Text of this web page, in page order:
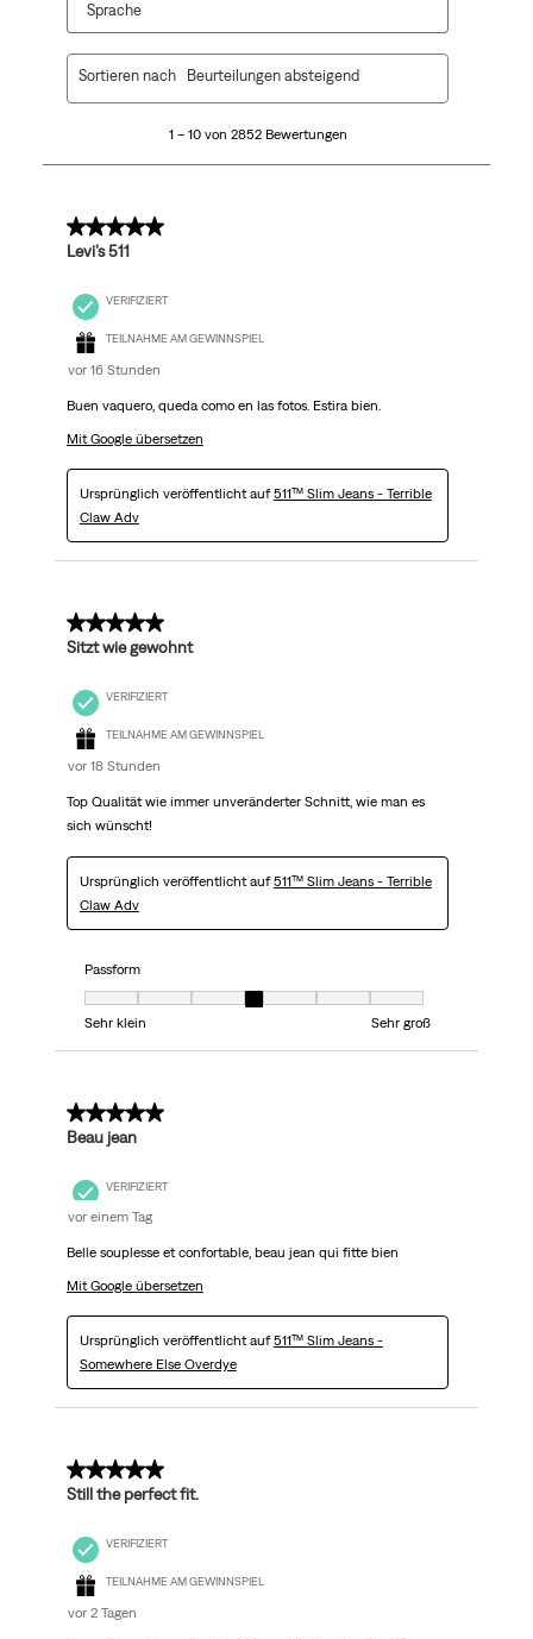
Sprache
2852
1 – 10 von 2852 Bewertungen
Sortieren nach Beurteilungen absteigend
5 von 5 Sternen.
Levi’s 511
VERIFIZIERT
TEILNAHME AM GEWINNSPIEL
vor 16 Stunden
Buen vaquero, queda como en las fotos. Estira bien.
Mit Google übersetzen
Ursprünglich veröffentlicht auf511™ Slim Jeans - Terrible
Claw Adv
5 von 5 Sternen.
Sitzt wie gewohnt
VERIFIZIERT
TEILNAHME AM GEWINNSPIEL
vor 18 Stunden
Top Qualität wie immer unveränderter Schnitt, wie man es
sich wünscht!
Ursprünglich veröffentlicht auf511™ Slim Jeans - Terrible
Claw Adv
Passform
Passform, 4 von 7, wobei 1 gleich Sehr klein ist und 7 gleich Sehr groß
Sehr klein
Sehr groß
5 von 5 Sternen.
Beau jean
VERIFIZIERT
vor einem Tag
Belle souplesse et confortable, beau jean qui fitte bien
Mit Google übersetzen
Ursprünglich veröffentlicht auf511™ Slim Jeans -
Somewhere Else Overdye
5 von 5 Sternen.
Still the perfect fit.
VERIFIZIERT
TEILNAHME AM GEWINNSPIEL
vor 2 Tagen